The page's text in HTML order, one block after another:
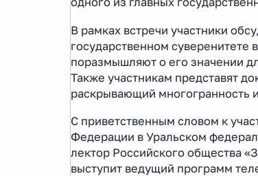
В рамках встречи участники
государственном суверенитете
поразмышляют о его значении
Также участникам представят
раскрывающий многогранность
С приветственным словом к
Федерации в Уральском
лектор Российского общества
выступит ведущий программ